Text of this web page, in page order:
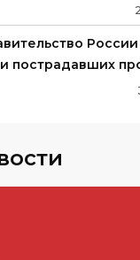
России
пострадавших